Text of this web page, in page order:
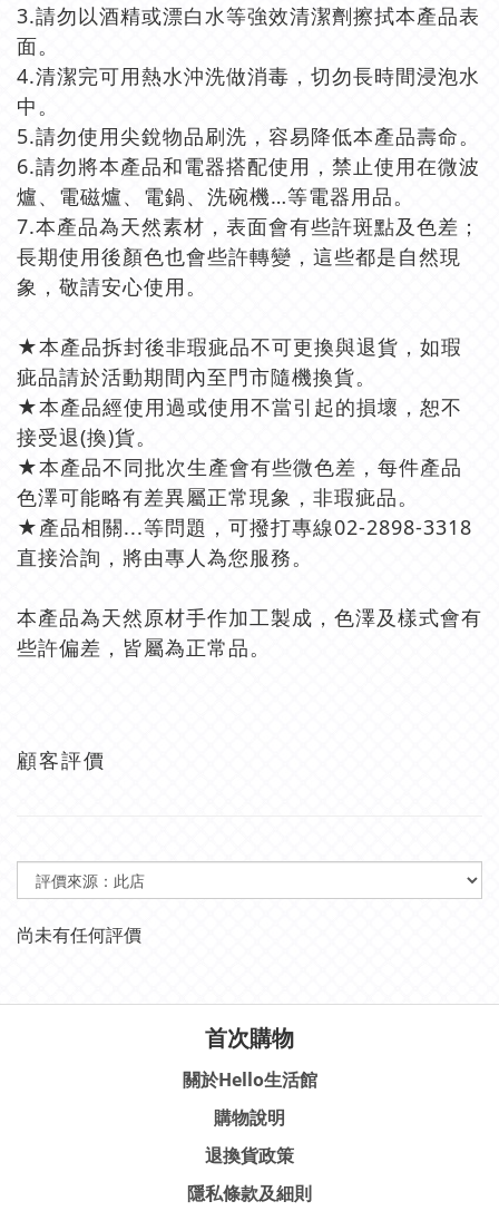
3.請勿以酒精或漂白水等強效清潔劑擦拭本產品表
面。
4.清潔完可用熱水沖洗做消毒，切勿長時間浸泡水
中。
5.請勿使用尖銳物品刷洗，容易降低本產品壽命。
6.請勿將本產品和電器搭配使用，禁止使用在微波
爐、電磁爐、電鍋、洗碗機…等電器用品。
7.本產品為天然素材，表面會有些許斑點及色差；
長期使用後顏色也會些許轉變，這些都是自然現
象，敬請安心使用。
★本產品拆封後非瑕疵品不可更換與退貨，如瑕
疵品請於活動期間內至門市隨機換貨。
★本產品經使用過或使用不當引起的損壞，恕不
接受退(換)貨。
★本產品不同批次生產會有些微色差，每件產品
色澤可能略有差異屬正常現象，非瑕疵品。
★產品相關...等問題，可撥打專線02-2898-3318
直接洽詢，將由專人為您服務。
本產品為天然原材手作加工製成，色澤及樣式會有
些許偏差，皆屬為正常品。
顧客評價
尚未有任何評價
首次購物
關於Hello生活館
購物說明
退換貨政策
隱私條款及細則